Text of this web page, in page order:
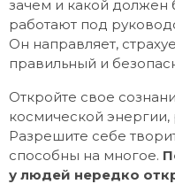
зачем и какой должен
работают под
Он направляет,
правильный и
Откройте свое
космической
Разрешите себе
способны на многое.
у людей нередко